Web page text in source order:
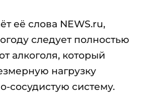
её слова NEWS.ru,
следует полностью
алкоголя, который
нагрузку
сосудистую систему.